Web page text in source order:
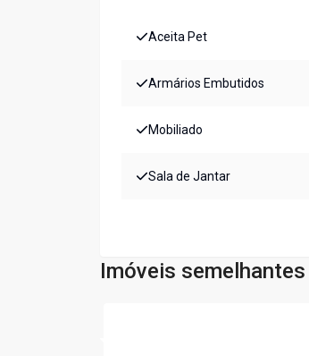
Aceita Pet
Armários Embutidos
Mobiliado
Sala de Jantar
Imóveis semelhantes